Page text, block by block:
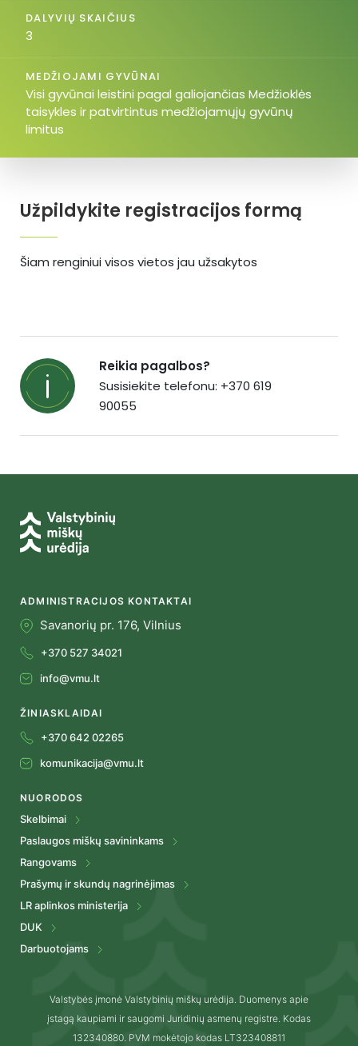
Užpildykite registracijos formą
Šiam renginiui visos vietos jau užsakytos
DALYVIŲ SKAIČIUS
3
MEDŽIOJAMI GYVŪNAI
Visi gyvūnai leistini pagal galiojančias Medžioklės
taisykles ir patvirtintus medžiojamųjų gyvūnų
limitus
Reikia pagalbos?
Susisiekite telefonu: +370 619
90055
ADMINISTRACIJOS KONTAKTAI
Savanorių pr. 176, Vilnius
+370 527 34021
info@vmu.lt
ŽINIASKLAIDAI
+370 642 02265
komunikacija@vmu.lt
NUORODOS
Skelbimai
Paslaugos miškų savininkams
Rangovams
Prašymų ir skundų nagrinėjimas
LR aplinkos ministerija
DUK
Darbuotojams
Valstybės įmonė Valstybinių miškų urėdija. Duomenys apie
įstagą kaupiami ir saugomi Juridinių asmenų registre. Kodas
132340880. PVM mokėtojo kodas LT323408811